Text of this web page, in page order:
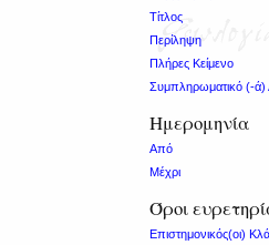
Τίτλος
Περίληψη
Πλήρες Κείμενο
Συμπληρωματικό (-ά)
Ημερομηνία
Από
Μέχρι
Όροι
Επιστημονικός(οι)